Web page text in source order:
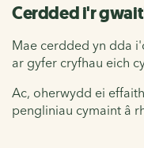
Cerdded i'r
Mae cerdded yn dda
ar gyfer cryfhau eich
Ac, oherwydd ei
pengliniau cymaint â